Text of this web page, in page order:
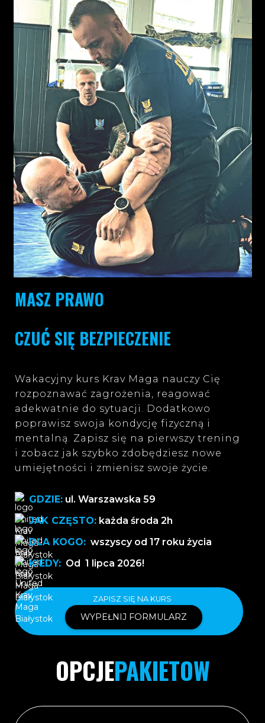
MASZ PRAWO
CZUĆ SIĘ BEZPIECZENIE
Wakacyjny kurs Krav Maga nauczy Cię
rozpoznawać zagrożenia, reagować
adekwatnie do sytuacji. Dodatkowo
poprawisz swoja kondycję fizyczną i
mentalną. Zapisz się na pierwszy trening
i zobacz jak szybko zdobędziesz nowe
umiejętności i zmienisz swoje życie.
GDZIE: ul. Warszawska 59
JAK CZĘSTO: każda środa 2h
DLA KOGO: wszyscy od 17 roku życia
KIEDY: Od 1 lipca 2026!
ZAPISZ SIĘ NA KURS
WYPEŁNIJ FORMULARZ
OPCJEPAKIETOW